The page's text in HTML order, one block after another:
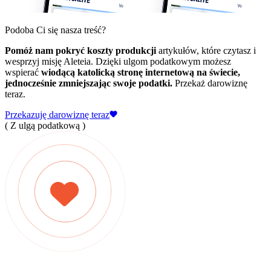
Podoba Ci się nasza treść?
Pomóż nam pokryć koszty produkcji artykułów, które czytasz i
wesprzyj misję Aleteia. Dzięki ulgom podatkowym możesz
wspierać wiodącą katolicką stronę internetową na świecie,
jednocześnie zmniejszając swoje podatki. Przekaż darowiznę
teraz.
Przekazuję darowiznę teraz
( Z ulgą podatkową )